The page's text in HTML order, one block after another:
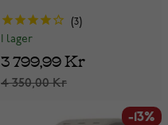
3
I lager
4 350,00 Kr
3 799,99 Kr
-13%